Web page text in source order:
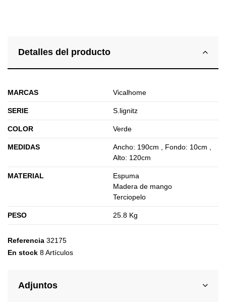
Detalles del producto
MARCAS Vicalhome
SERIE S.lignitz
COLOR Verde
MEDIDAS
Ancho: 190cm , Fondo: 10cm ,
Alto: 120cm
MATERIAL
Espuma
Madera de mango
Terciopelo
PESO 25.8 Kg
Referencia 32175
En stock 8 Artículos
Adjuntos